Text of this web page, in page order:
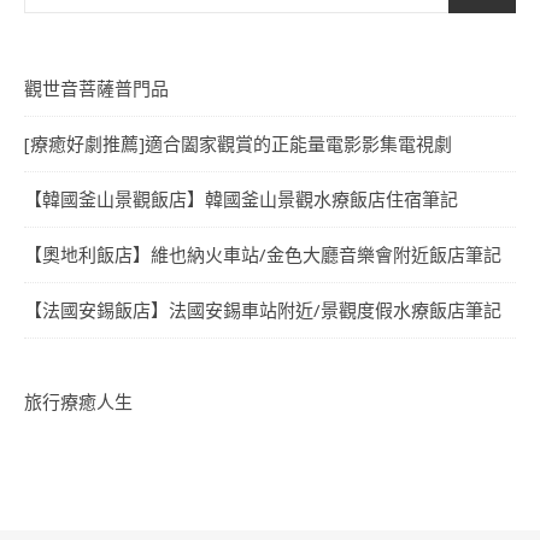
觀世音菩薩普門品
[療癒好劇推薦]適合闔家觀賞的正能量電影影集電視劇
【韓國釜山景觀飯店】韓國釜山景觀水療飯店住宿筆記
【奧地利飯店】維也納火車站/金色大廳音樂會附近飯店筆記
【法國安錫飯店】法國安錫車站附近/景觀度假水療飯店筆記
旅行療癒人生